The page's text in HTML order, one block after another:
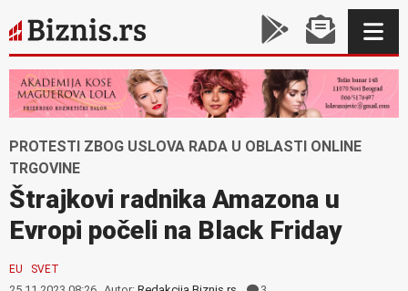
PROTESTI ZBOG USLOVA RADA U OBLASTI ONLINE
TRGOVINE
Štrajkovi radnika Amazona u
Evropi počeli na Black Friday
EU SVET